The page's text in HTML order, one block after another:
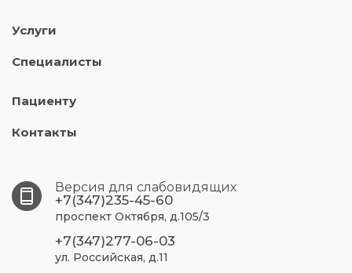
Услуги
Специалисты
Пациенту
Контакты
Версия для слабовидящих
+7(347)235-45-60
проспект Октября, д.105/3
+7(347)277-06-03
ул. Российская, д.11